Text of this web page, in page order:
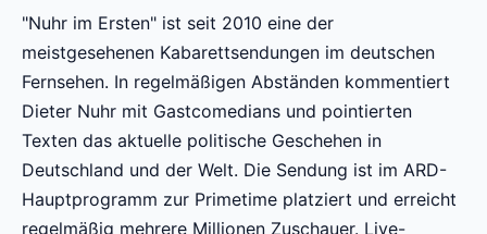
"Nuhr im Ersten" ist seit 2010 eine der
meistgesehenen Kabarettsendungen im deutschen
Fernsehen. In regelmäßigen Abständen kommentiert
Dieter Nuhr mit Gastcomedians und pointierten
Texten das aktuelle politische Geschehen in
Deutschland und der Welt. Die Sendung ist im ARD-
Hauptprogramm zur Primetime platziert und erreicht
regelmäßig mehrere Millionen Zuschauer. Live-